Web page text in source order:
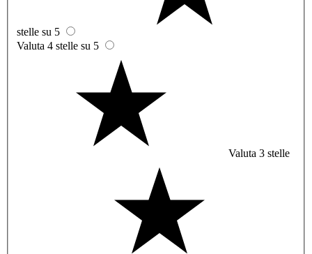
stelle su 5
Valuta 4 stelle su 5
Valuta 3 stelle